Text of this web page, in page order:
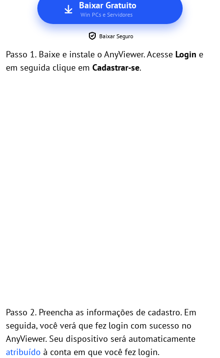
Baixar Gratuito
Win PCs e Servidores
Baixar Seguro
Passo 1. Baixe e instale o AnyViewer. Acesse Login e
em seguida clique em Cadastrar-se.
Passo 2. Preencha as informações de cadastro. Em
seguida, você verá que fez login com sucesso no
AnyViewer. Seu dispositivo será automaticamente
atribuído à conta em que você fez login.